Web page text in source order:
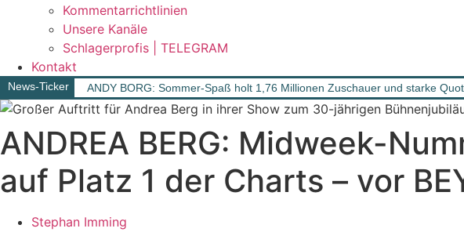
Kommentarrichtlinien
Unsere Kanäle
Schlagerprofis | TELEGRAM
Kontakt
News-Ticker ANDY BORG: Sommer-Spaß holt 1,76 Millionen Zuschauer und starke
ANDREA BERG: Midweek-
auf Platz 1 der Charts – vor
Stephan Imming